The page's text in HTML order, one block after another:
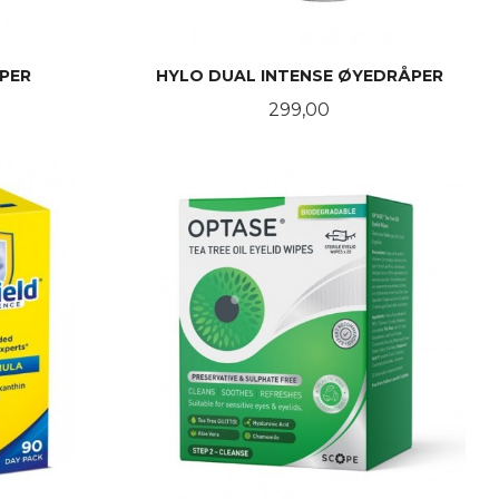
HYLO DUAL INTENSE ØYEDRÅPER
Pris
299,00